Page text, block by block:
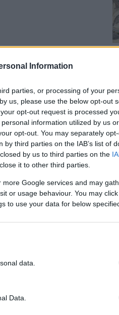
Information
parties, or processing of your
us, please use the below opt-out
opt-out request is processed
information utilized by us
opt-out. You may separately
third parties on the IAB’s list of
by us to third parties on the
it to other third parties.
Google services and may
or usage behaviour. You may
to use your data for below
data.
Data.